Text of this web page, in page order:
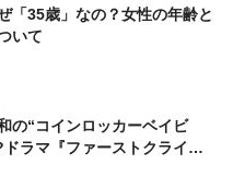
「35歳」なの？女性の年齢と
いて
の“コインロッカーベイビ
ラマ『ファーストクライ』